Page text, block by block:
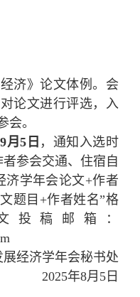
济》论文体例。会
论文进行评选，入
会。
9月5 日 ，通知入选时
参会交通、住宿自
济学年会论文+作者
题目+作者姓名”格
投稿邮箱：
展经济学年会秘书处
2025年8月5日